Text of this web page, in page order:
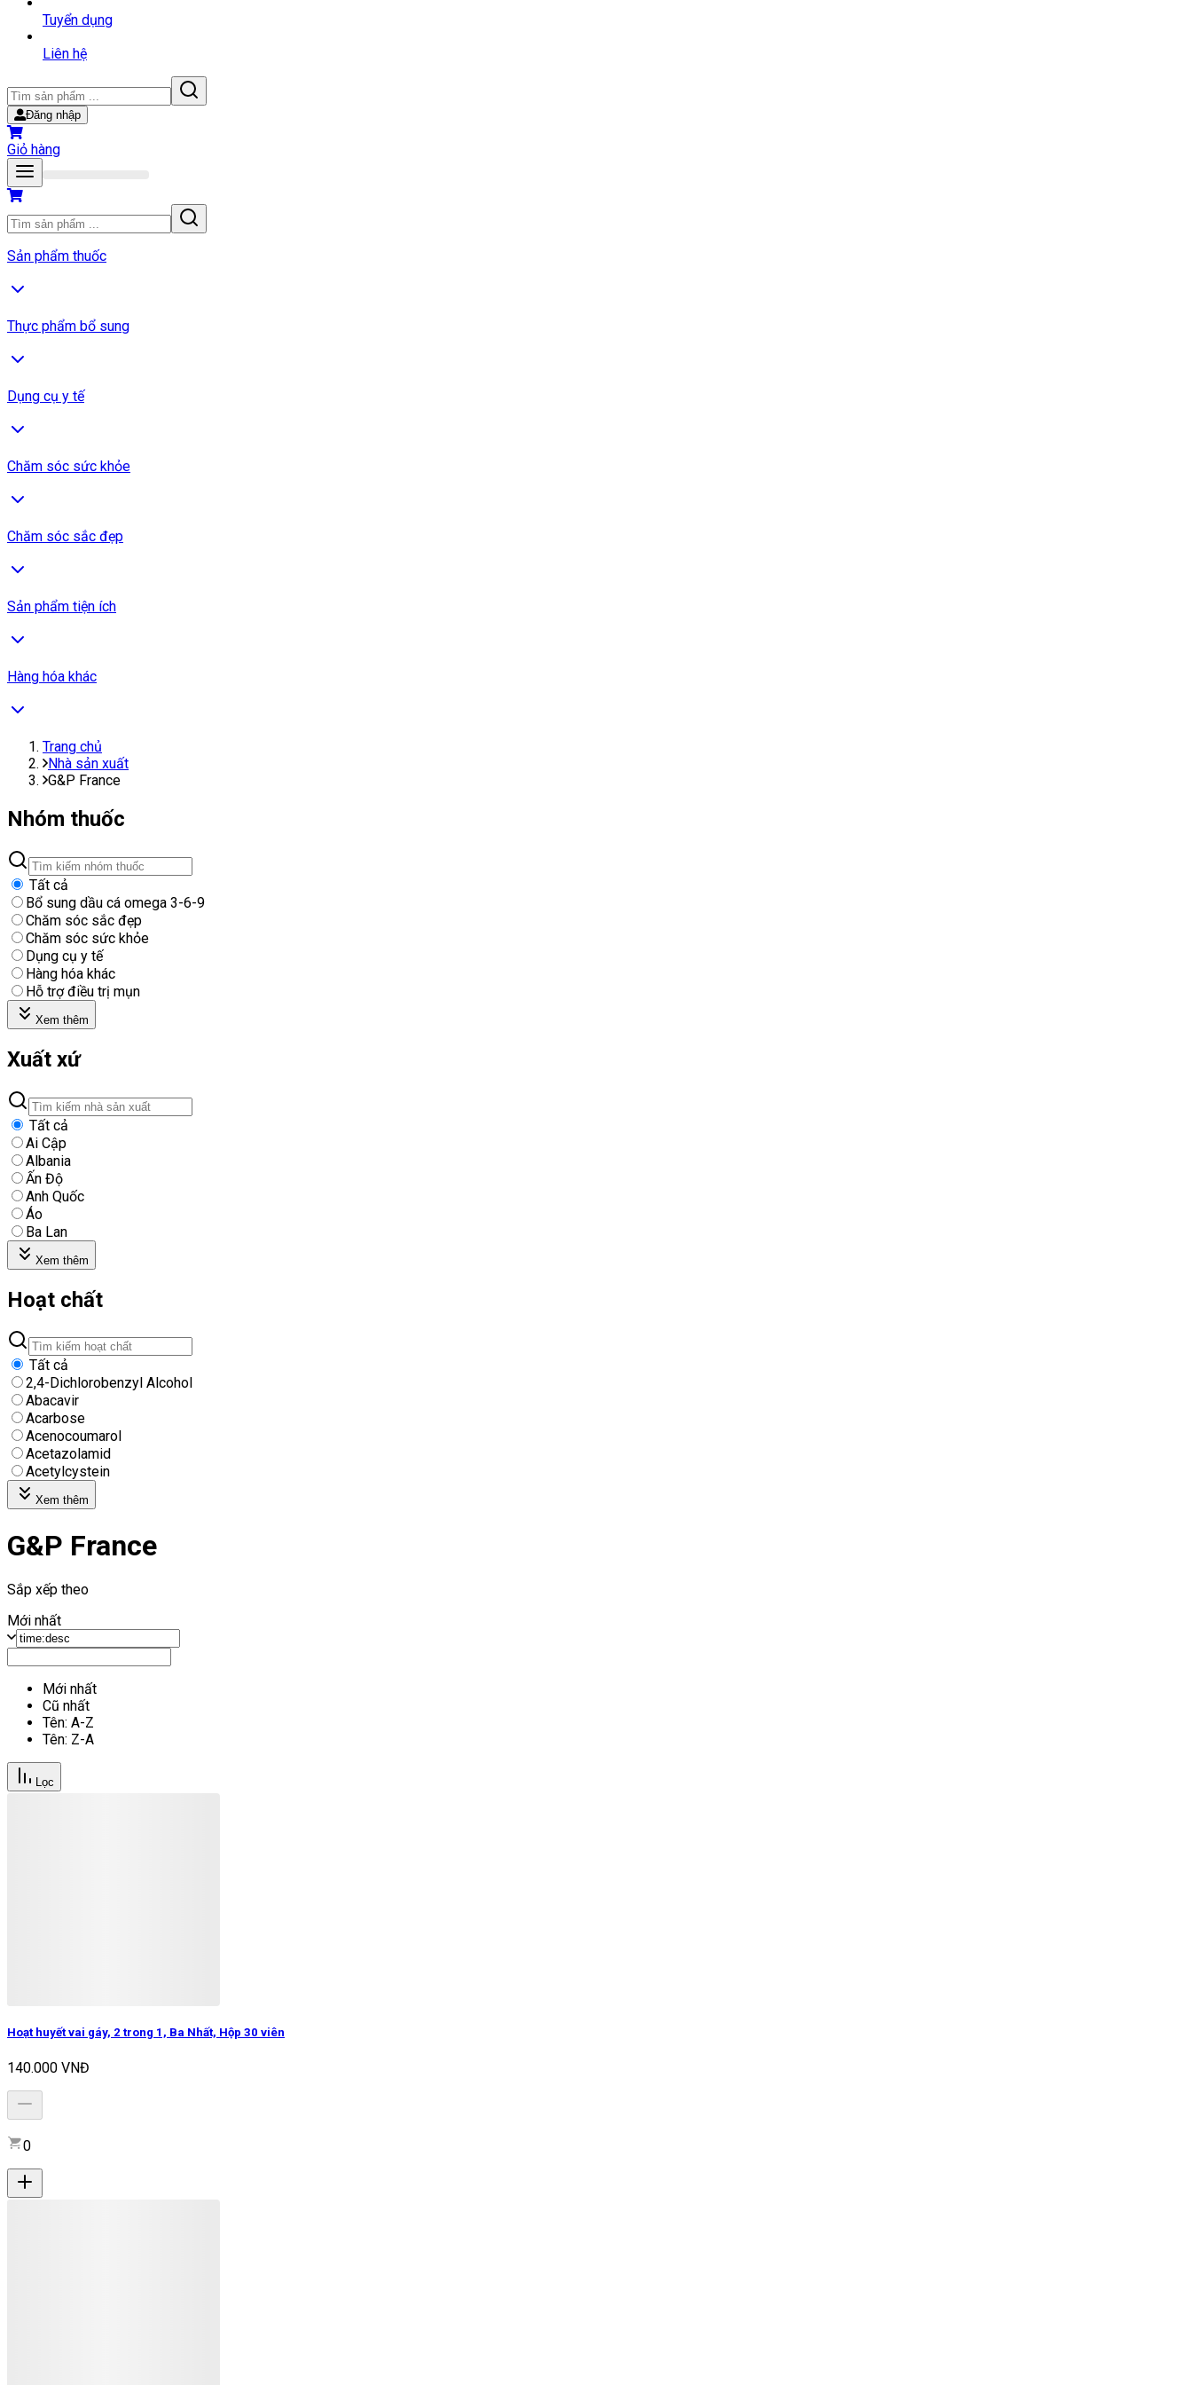
Tuyển dụng
Liên hệ
Đăng nhập
Giỏ hàng
Sản phẩm thuốc
Thực phẩm bổ sung
Dụng cụ y tế
Chăm sóc sức khỏe
Chăm sóc sắc đẹp
Sản phẩm tiện ích
Hàng hóa khác
Trang chủ
Nhà sản xuất
G&P France
Nhóm thuốc
Tất cả
Bổ sung dầu cá omega 3-6-9
Chăm sóc sắc đẹp
Chăm sóc sức khỏe
Dụng cụ y tế
Hàng hóa khác
Hỗ trợ điều trị mụn
Xem thêm
Xuất xứ
Tất cả
Ai Cập
Albania
Ấn Độ
Anh Quốc
Áo
Ba Lan
Xem thêm
Hoạt chất
Tất cả
2,4-Dichlorobenzyl Alcohol
Abacavir
Acarbose
Acenocoumarol
Acetazolamid
Acetylcystein
Xem thêm
G&P France
Sắp xếp theo
Mới nhất
Mới nhất
Cũ nhất
Tên: A-Z
Tên: Z-A
Lọc
Hoạt huyết vai gáy, 2 trong 1, Ba Nhất, Hộp 30 viên
140.000 VNĐ
0